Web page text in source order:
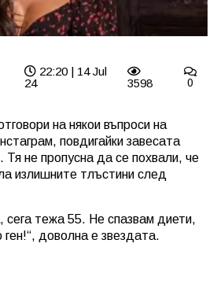
22:20 | 14 Jul
24
3598 0
на някои въпроси на
повдигайки завесата
Тя не пропусна да се похвали, че
излишните тлъстини след
сега тежа 55. Не спазвам диети,
доволна е звездата.